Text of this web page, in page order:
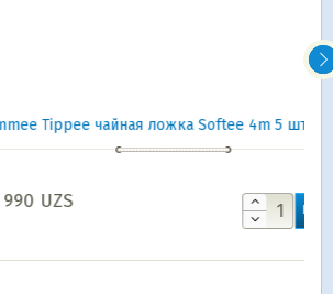
чайная ложка Softee 4m 5 шт. 447196
В корзину